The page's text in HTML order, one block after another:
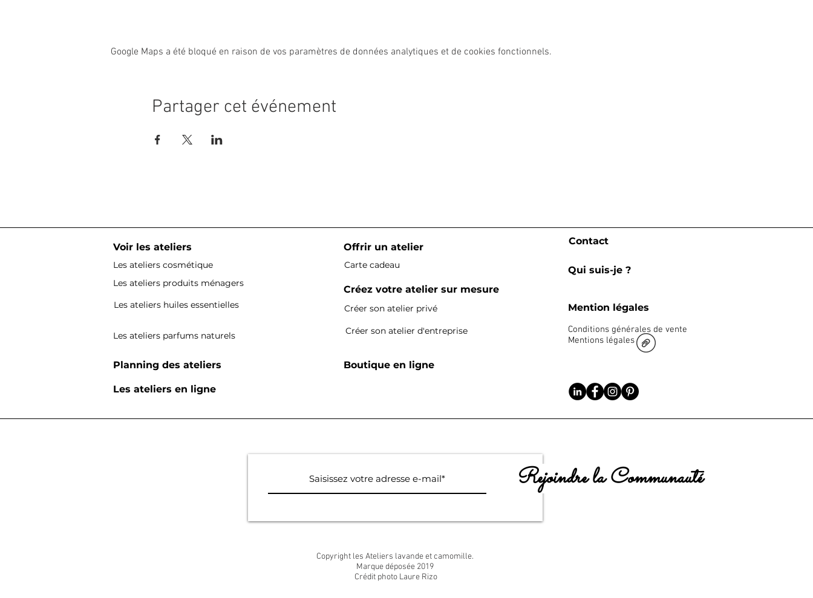
Google Maps a été bloqué en raison de vos paramètres de données analytiques et de cookies fonctionnels.
Partager cet événement
Voir les ateliers
Les ateliers cosmétique
Les ateliers produits ménagers
Les ateliers huiles essentielles
Les ateliers parfums naturels
Planning des ateliers
Offrir un atelier
Carte cadeau
Créez votre atelier sur mesure
Créer son atelier privé
Créer son atelier d'entreprise
Boutique en ligne
Les ateliers en ligne
Contact
Qui suis-je ?
Mention légales
Conditions générales de vente
Mentions légales
Rejoindre la Communauté
Copyright les Ateliers lavande et camomille.
Marque déposée 2019
Crédit photo Laure Rizo